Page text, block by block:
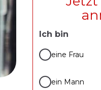
Ich bin
eine Frau
ein Mann